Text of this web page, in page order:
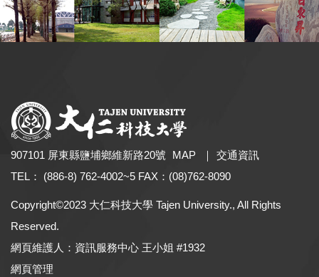
907101 屏東縣鹽埔鄉維新路20號 MAP
交通資訊
TEL： (886-8) 762-4002~5 FAX：(08)762-8090
Copyright©2023 大仁科技大學 Tajen University., All Rights
Reserved.
網頁維護人：資訊服務中心 王小姐 #1932
網頁管理